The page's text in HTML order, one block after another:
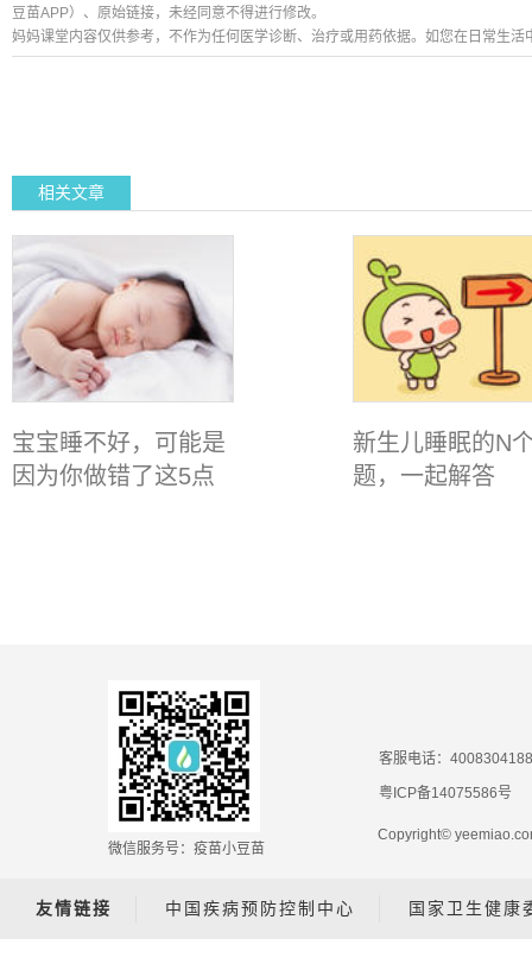
豆苗APP）、原始链接，未经同意不得进行修改。
妈妈课堂内容仅供参考，不作为任何医学诊断、治疗或用药依据。如您在日常生
相关文章
宝宝睡不好，可能是
因为你做错了这5点
新生儿睡眠的N
题，一起解答
微信服务号：疫苗小豆苗
客服电话：4008304188
粤ICP备14075586号
Copyright©
友情链接 中国疾病预防控制中心 国家卫生健康